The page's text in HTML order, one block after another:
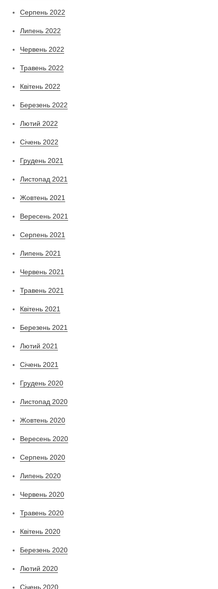
Серпень 2022
Липень 2022
Червень 2022
Травень 2022
Квітень 2022
Березень 2022
Лютий 2022
Січень 2022
Грудень 2021
Листопад 2021
Жовтень 2021
Вересень 2021
Серпень 2021
Липень 2021
Червень 2021
Травень 2021
Квітень 2021
Березень 2021
Лютий 2021
Січень 2021
Грудень 2020
Листопад 2020
Жовтень 2020
Вересень 2020
Серпень 2020
Липень 2020
Червень 2020
Травень 2020
Квітень 2020
Березень 2020
Лютий 2020
Січень 2020